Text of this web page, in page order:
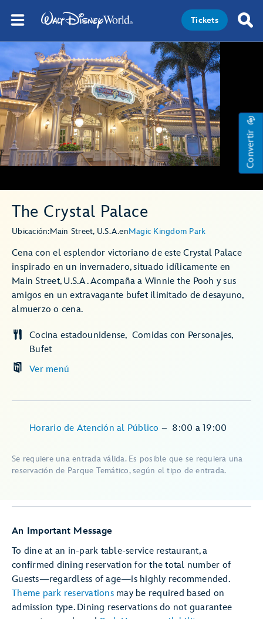
Tickets
Convertir
The Crystal Palace
Ubicación:Main Street, U.S.A.enMagic Kingdom Park
Cena con el esplendor victoriano de este Crystal Palace
inspirado en un invernadero, situado idílicamente en
Main Street, U.S.A. Acompaña a Winnie the Pooh y sus
amigos en un extravagante bufet ilimitado de desayuno,
almuerzo o cena.
Ver menú
Cocina estadounidense
Comidas con Personajes
Bufet
Horario de Atención al Público – 8:00 a 19:00
Se requiere una entrada válida. Es posible que se requiera una
reservación de Parque Temático, según el tipo de entrada.
An Important Message
To dine at an in-park table-service restaurant, a
confirmed dining reservation for the total number of
Guests—regardless of age—is highly recommended.
Theme park reservationsmay be required based on
admission type. Dining reservations do not guarantee